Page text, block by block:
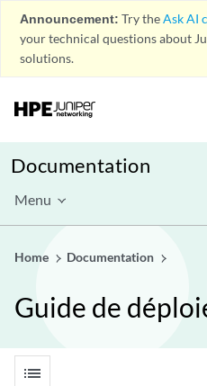
Announcement: Try theAsk AI
your technical questions about
solutions.
Documentation
Menu
Home Documentation
Guide de
list